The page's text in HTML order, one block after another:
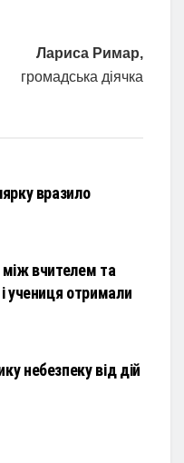
Лариса Римар,
громадська діячка
вразило
між вчителем та
учениця отримали
небезпеку від дій